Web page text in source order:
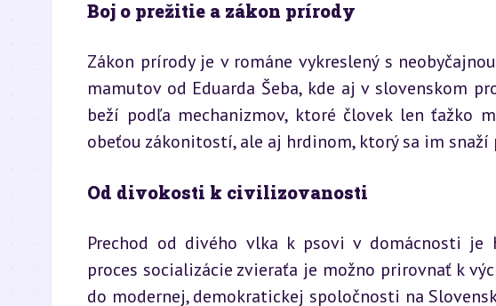
Boj o prežitie a zákon prírody
Zákon prírody je v románe vykreslený s
mamutov od Eduarda Šeba, kde aj v slovenskom
beží podľa mechanizmov, ktoré človek len ťažko
obeťou zákonitostí, ale aj hrdinom, ktorý sa im snaží
Od divokosti k civilizovanosti
Prechod od divého vlka k psovi v domácnosti je
proces socializácie zvieraťa je možno prirovnať k
do modernej, demokratickej spoločnosti na